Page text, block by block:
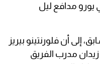
يورو مدافع ليل
أن فلورنتينو بيريز
مدرب الفريق